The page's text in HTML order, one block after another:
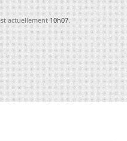
actuellement10h07.